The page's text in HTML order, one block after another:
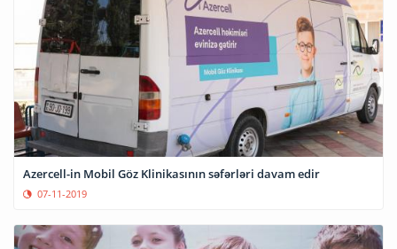
Azercell-in Mobil Göz Klinikasının səfərləri davam edir
07-11-2019